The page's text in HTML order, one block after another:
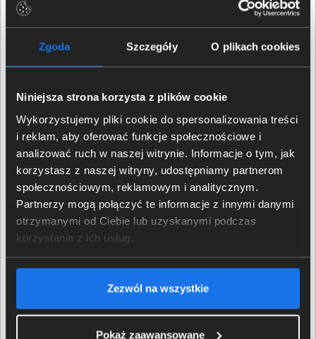
Zgoda Szczegóły O plikach cookies
Niniejsza strona korzysta z plików cookie
Wykorzystujemy pliki cookie do spersonalizowania treści
i reklam, aby oferować funkcje społecznościowe i
analizować ruch w naszej witrynie. Informacje o tym, jak
korzystasz z naszej witryny, udostępniamy partnerom
społecznościowym, reklamowym i analitycznym.
Partnerzy mogą połączyć te informacje z innymi danymi
otrzymanymi od Ciebie lub uzyskanymi podczas
korzystania z ich usług.
Zezwól na wszystkie
Pokaż zaawansowane
ostrością a wymaganiami GPU. Dla 32:9 potrzebna
jest wyższa szerokość (np. 5120×1440).
Matryca
: IPS — najlepsze pod kątem kątów
widzenia i wiernego odwzorowania kolorów; VA —
rzadziej w biurze (koszt).
Krzywizna: jeśli wybierasz curved, sprawdź
krzywiznę (np. 1000R–1800R) i oceń, czy pasuje do
odległości oglądania.
Złącza: DisplayPort 1.4 / HDMI 2.0+; USB-C z
obsługą Power Delivery (dla laptopów — pozwala
ładować i przesyłać obraz jednym kablem).
Regulacja i VESA
potrzebny), VESA 100×100 — ważne dla ergonomii i
HDR / jasność: przy pracy w jasnym biurze
przydatna wyższa jasność; HDR nie jest konieczne,
ale bywa przydatne w pracy z multimediami.